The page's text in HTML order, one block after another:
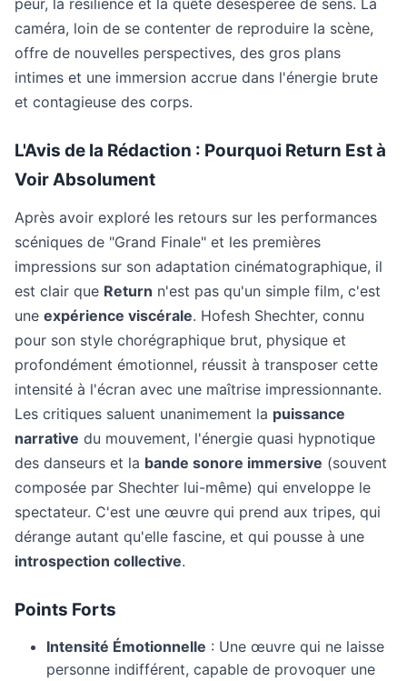
peur, la résilience et la quête désespérée de sens. La
caméra, loin de se contenter de reproduire la scène,
offre de nouvelles perspectives, des gros plans
intimes et une immersion accrue dans l'énergie brute
et contagieuse des corps.
L'Avis de la Rédaction : Pourquoi Return Est à
Voir Absolument
Après avoir exploré les retours sur les performances
scéniques de "Grand Finale" et les premières
impressions sur son adaptation cinématographique, il
est clair que Return n'est pas qu'un simple film, c'est
une expérience viscérale. Hofesh Shechter, connu
pour son style chorégraphique brut, physique et
profondément émotionnel, réussit à transposer cette
intensité à l'écran avec une maîtrise impressionnante.
Les critiques saluent unanimement la puissance
narrative du mouvement, l'énergie quasi hypnotique
des danseurs et la bande sonore immersive (souvent
composée par Shechter lui-même) qui enveloppe le
spectateur. C'est une œuvre qui prend aux tripes, qui
dérange autant qu'elle fascine, et qui pousse à une
introspection collective.
Points Forts
Intensité Émotionnelle : Une œuvre qui ne laisse
personne indifférent, capable de provoquer une